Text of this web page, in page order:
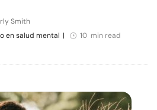
Smith
en salud mental | 10 min read